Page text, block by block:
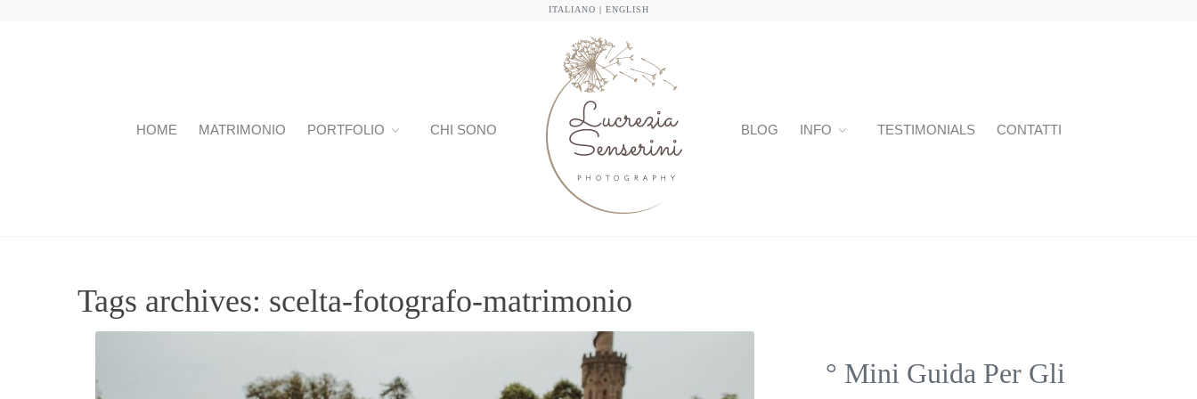
ITALIANO | ENGLISH
HOME MATRIMONIO PORTFOLIO CHI SONO BLOG INFO TESTIMONIALS CONTATTI
Tags archives: scelta-fotografo-matrimonio
° Mini Guida Per Gli